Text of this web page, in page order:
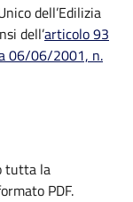
dell’Edilizia
dell’articolo 93
06/06/2001, n.
tutta la
PDF.